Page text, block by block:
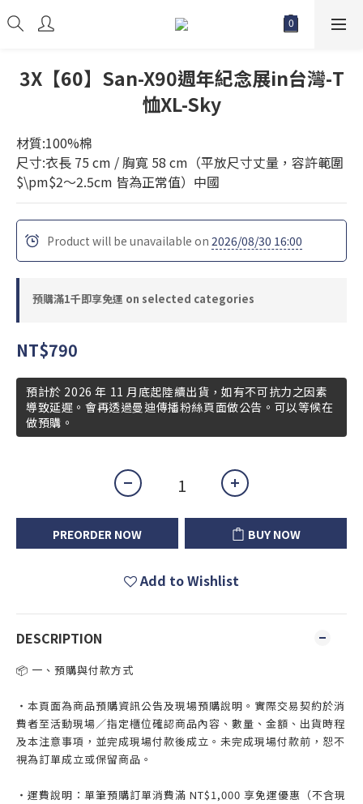
3X【60】San-X90週年紀念展in台灣-T
恤XL-Sky
材質:100%棉
尺寸:衣長 75 cm / 胸寬 58 cm（平放尺寸丈量，容許範圍
$\pm$2～2.5cm 皆為正常值）中國
Product will be unavailable on 2026/08/30 16:00
預購滿1千即享免運 on selected categories
NT$790
預計於 2026 年 11 月底起陸續出貨，如有不可抗力之因素
導致延遲。會再透過曼迪傳播粉絲頁面做公告。可以等候在
做預購。
PREORDER NOW BUY NOW
Add to Wishlist
DESCRIPTION
📦 一、預購與付款方式
・本頁面為商品預購資訊公告及現場預購說明。實際交易契約於消
費者至活動現場／指定櫃位確認商品內容、數量、金額、出貨時程
及本注意事項，並完成現場付款後成立。未完成現場付款前，恕不
視為訂單成立或保留商品。
・運費說明：單筆預購訂單消費滿 NT$1,000 享免運優惠（不含現